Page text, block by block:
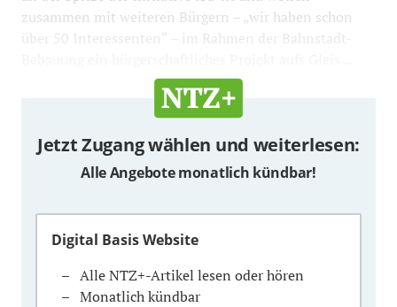
zusammen mit weiteren Bürgern – „wir haben schon
über 50 Interessenten“ – im Rahmen der Bahnstadt-
Jetzt Zugang wählen und weiterlesen:
Alle Angebote monatlich kündbar!
Digital Basis Website
Alle NTZ+-Artikel lesen oder hören
Monatlich kündbar